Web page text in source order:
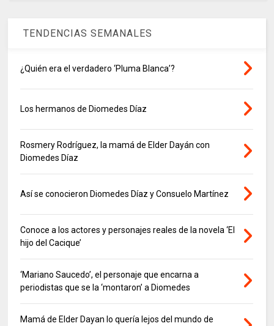
TENDENCIAS SEMANALES
¿Quién era el verdadero ‘Pluma Blanca’?
Los hermanos de Diomedes Díaz
Rosmery Rodríguez, la mamá de Elder Dayán con
Diomedes Díaz
Así se conocieron Diomedes Díaz y Consuelo Martínez
Conoce a los actores y personajes reales de la novela ‘El
hijo del Cacique’
‘Mariano Saucedo’, el personaje que encarna a
periodistas que se la ‘montaron’ a Diomedes
Mamá de Elder Dayan lo quería lejos del mundo de